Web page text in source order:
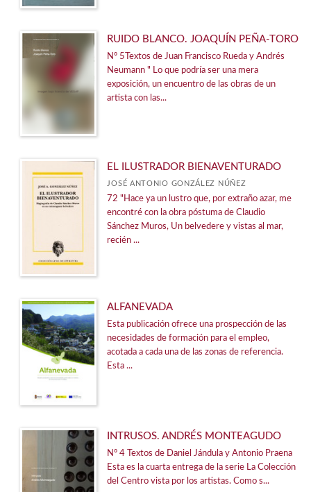
RUIDO BLANCO. JOAQUÍN PEÑA-TORO
Nº 5Textos de Juan Francisco Rueda y Andrés
Neumann " Lo que podría ser una mera
exposición, un encuentro de las obras de un
artista con las...
EL ILUSTRADOR BIENAVENTURADO
JOSÉ ANTONIO GONZÁLEZ NÚÑEZ
72 "Hace ya un lustro que, por extraño azar, me
encontré con la obra póstuma de Claudio
Sánchez Muros, Un belvedere y vistas al mar,
recién ...
ALFANEVADA
Esta publicación ofrece una prospección de las
necesidades de formación para el empleo,
acotada a cada una de las zonas de referencia.
Esta ...
INTRUSOS. ANDRÉS MONTEAGUDO
Nº 4 Textos de Daniel Jándula y Antonio Praena
Esta es la cuarta entrega de la serie La Colección
del Centro vista por los artistas. Como s...